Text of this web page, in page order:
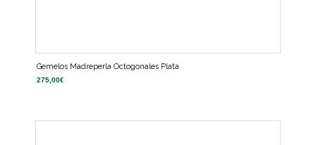
Gemelos Madreperla Octogonales Plata
275,00€